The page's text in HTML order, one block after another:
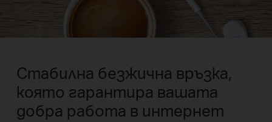
Стабилна безжична връзка,
която гарантира вашата
добра работа в интернет